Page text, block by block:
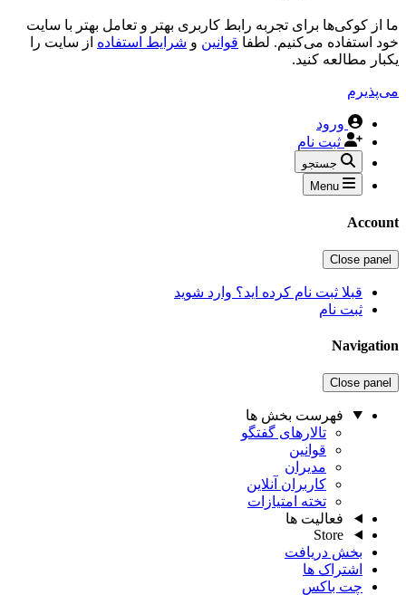
ما از کوکی‌ها برای تجربه رابط کاربری بهتر و تعامل بهتر با سایت
خود استفاده می‌کنیم. لطفا قوانین و شرایط استفاده از سایت را
یکبار مطالعه کنید.
می‌پذیرم
ورود
ثبت نام
جستجو
Menu
Account
Close panel
قبلا ثبت نام کرده اید؟ وارد شوید
ثبت نام
Navigation
Close panel
فهرست بخش ها
تالارهای گفتگو
قوانین
مدیران
کاربران آنلاین
تخته امتیازات
فعالیت ها
Store
بخش دریافت
اشتراک ها
چت باکس